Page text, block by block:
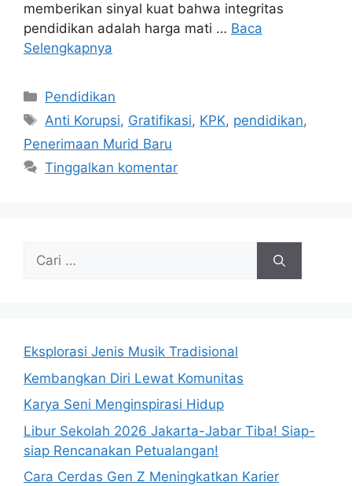
memberikan sinyal kuat bahwa integritas
pendidikan adalah harga mati … Baca
Selengkapnya
Kategori
Pendidikan
Tag
Anti Korupsi, Gratifikasi, KPK, pendidikan,
Penerimaan Murid Baru
Tinggalkan komentar
Cari
Eksplorasi Jenis Musik Tradisional
Kembangkan Diri Lewat Komunitas
Karya Seni Menginspirasi Hidup
Libur Sekolah 2026 Jakarta-Jabar Tiba! Siap-
siap Rencanakan Petualangan!
Cara Cerdas Gen Z Meningkatkan Karier